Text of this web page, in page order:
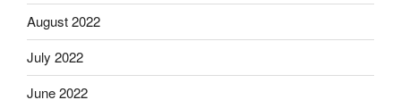
August 2022
July 2022
June 2022